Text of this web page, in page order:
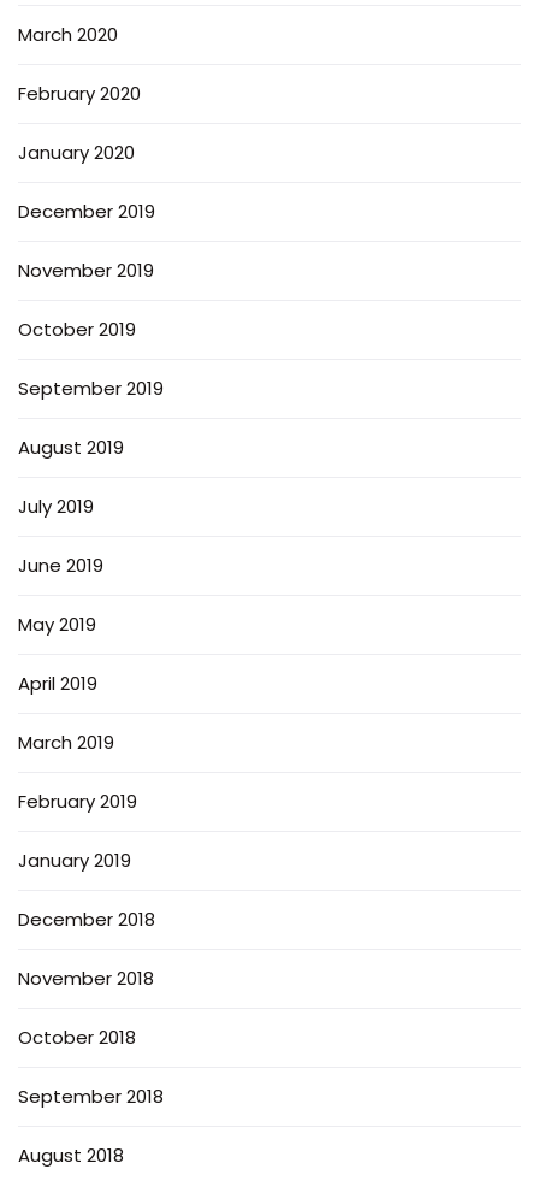
March 2020
February 2020
January 2020
December 2019
November 2019
October 2019
September 2019
August 2019
July 2019
June 2019
May 2019
April 2019
March 2019
February 2019
January 2019
December 2018
November 2018
October 2018
September 2018
August 2018